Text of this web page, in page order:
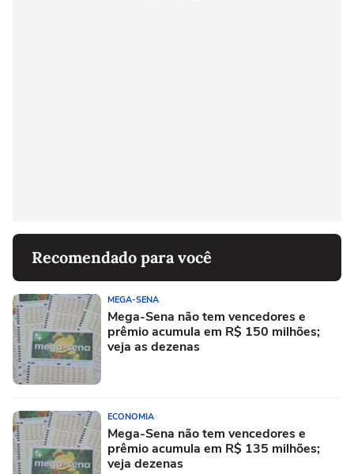
Recomendado para você
MEGA-SENA
Mega-Sena não tem vencedores e
prêmio acumula em R$ 150 milhões;
veja as dezenas
ECONOMIA
Mega-Sena não tem vencedores e
prêmio acumula em R$ 135 milhões;
veja dezenas